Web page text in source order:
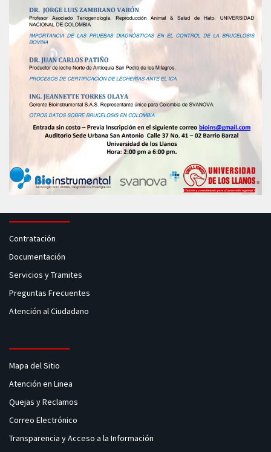
Contratación
Documentación
Servicios y Tramites
Preguntas Frecuentes
Atención al Ciudadano
Mapa del Sitio
Atención en Linea
Quejas y Reclamos
Correo Electrónico
Transparencia y Acceso a la Información